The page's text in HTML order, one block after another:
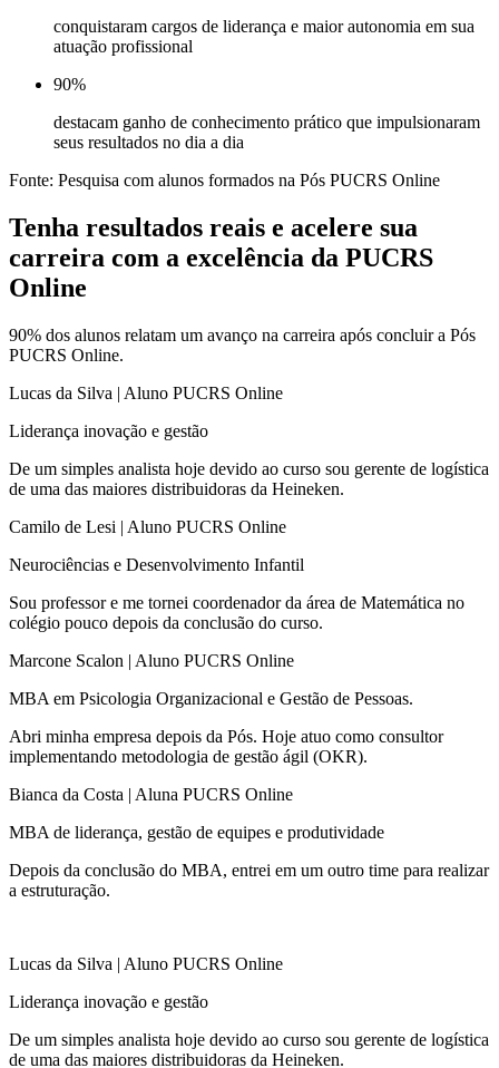
conquistaram cargos de liderança e maior autonomia em sua
atuação profissional
90%
destacam ganho de conhecimento prático que impulsionaram
seus resultados no dia a dia
Fonte: Pesquisa com alunos formados na Pós PUCRS Online
Tenha resultados reais e acelere sua
carreira com a excelência da PUCRS
Online
90% dos alunos relatam um avanço na carreira após concluir a Pós
PUCRS Online.
Lucas da Silva | Aluno PUCRS Online
Liderança inovação e gestão
De um simples analista hoje devido ao curso sou gerente de logística
de uma das maiores distribuidoras da Heineken.
Camilo de Lesi | Aluno PUCRS Online
Neurociências e Desenvolvimento Infantil
Sou professor e me tornei coordenador da área de Matemática no
colégio pouco depois da conclusão do curso.​
Marcone Scalon | Aluno PUCRS Online
MBA em Psicologia Organizacional e Gestão de Pessoas.​
Abri minha empresa depois da Pós. Hoje atuo como consultor
implementando metodologia de gestão ágil (OKR).
Bianca da Costa | Aluna PUCRS Online
MBA de liderança, gestão de equipes e produtividade​
Depois da conclusão do MBA, entrei em um outro time para realizar
a estruturação.
Lucas da Silva | Aluno PUCRS Online
Liderança inovação e gestão
De um simples analista hoje devido ao curso sou gerente de logística
de uma das maiores distribuidoras da Heineken.